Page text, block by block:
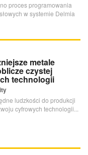
proces programowania
w systemie Delmia
metale
czystej
technologii
ludzkości do produkcji
cyfrowych technologii...